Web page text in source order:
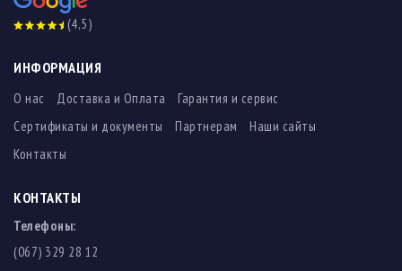
(4,5)
ИНФОРМАЦИЯ
О нас Доставка и Оплата
Гарантия и сервис
Сертификаты и документы
Партнерам
Наши сайты
Контакты
КОНТАКТЫ
Телефоны:
(067) 329 28 12